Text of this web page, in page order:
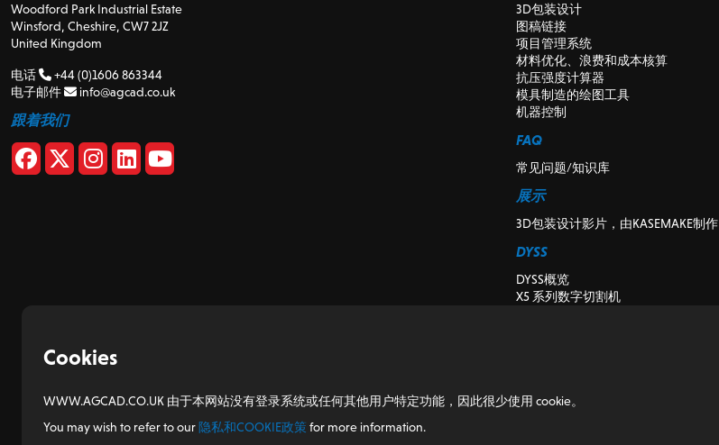
Woodford Park Industrial Estate
Winsford, Cheshire, CW7 2JZ
United Kingdom
电话
+44 (0)1606 863344
电子邮件
info@agcad.co.uk
跟着我们
3D包装设计
图稿链接
项目管理系统
材料优化、浪费和成本核算
抗压强度计算器
模具制造的绘图工具
机器控制
FAQ
常见问题/知识库
展示
3D包装设计影片，由KASEMAKE制作
DYSS
DYSS概览
X5 系列数字切割机
博客
Cookies
WWW.AGCAD.CO.UK 由于本网站没有登录系统或任何其他用户特定功能，因此很少使用 cookie。
You may wish to refer to our 隐私和COOKIE政策for more information.